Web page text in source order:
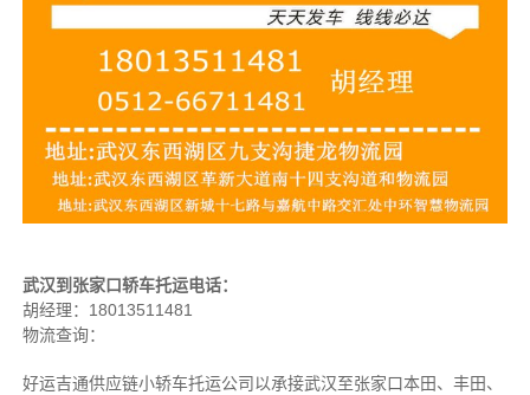
武汉到张家口轿车托运电话：
胡经理：18013511481
物流查询：
好运吉通供应链小轿车托运公司以承接武汉至张家口本田、丰田、